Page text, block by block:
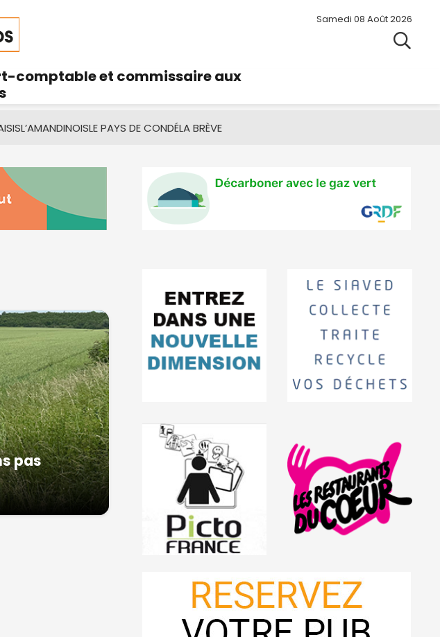
Samedi 08 Août 2026
comptable et commissaire aux
L’AMANDINOISLE PAYS DE CONDÉLA BRÈVE
pas